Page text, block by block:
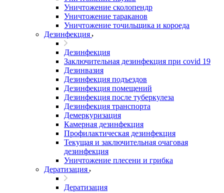
Уничтожение сколопендр
Уничтожение тараканов
Уничтожение точильщика и короеда
Дезинфекция
Дезинфекция
Заключительная дезинфекция при covid 19
Дезинвазия
Дезинфекция подъездов
Дезинфекция помещений
Дезинфекция после туберкулеза
Дезинфекция транспорта
Демеркуризация
Камерная дезинфекция
Профилактическая дезинфекция
Текущая и заключительная очаговая
дезинфекция
Уничтожение плесени и грибка
Дератизация
Дератизация